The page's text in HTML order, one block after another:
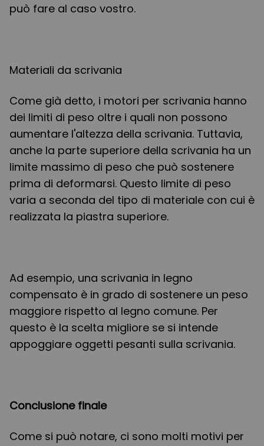
può fare al caso vostro.
Materiali da scrivania
Come già detto, i motori per scrivania hanno
dei limiti di peso oltre i quali non possono
aumentare l'altezza della scrivania. Tuttavia,
anche la parte superiore della scrivania ha un
limite massimo di peso che può sostenere
prima di deformarsi. Questo limite di peso
varia a seconda del tipo di materiale con cui è
realizzata la piastra superiore.
Ad esempio, una scrivania in legno
compensato è in grado di sostenere un peso
maggiore rispetto al legno comune. Per
questo è la scelta migliore se si intende
appoggiare oggetti pesanti sulla scrivania.
Conclusione finale
Come si può notare, ci sono molti motivi per